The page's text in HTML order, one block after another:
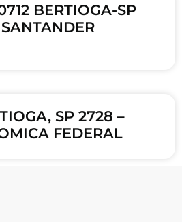
BERTIOGA-SP
SP 2728 –
FEDERAL